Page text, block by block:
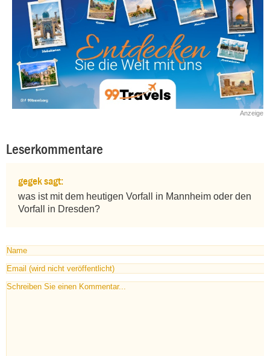
Anzeige
Leserkommentare
gegek sagt:
was ist mit dem heutigen Vorfall in Mannheim oder den
Vorfall in Dresden?